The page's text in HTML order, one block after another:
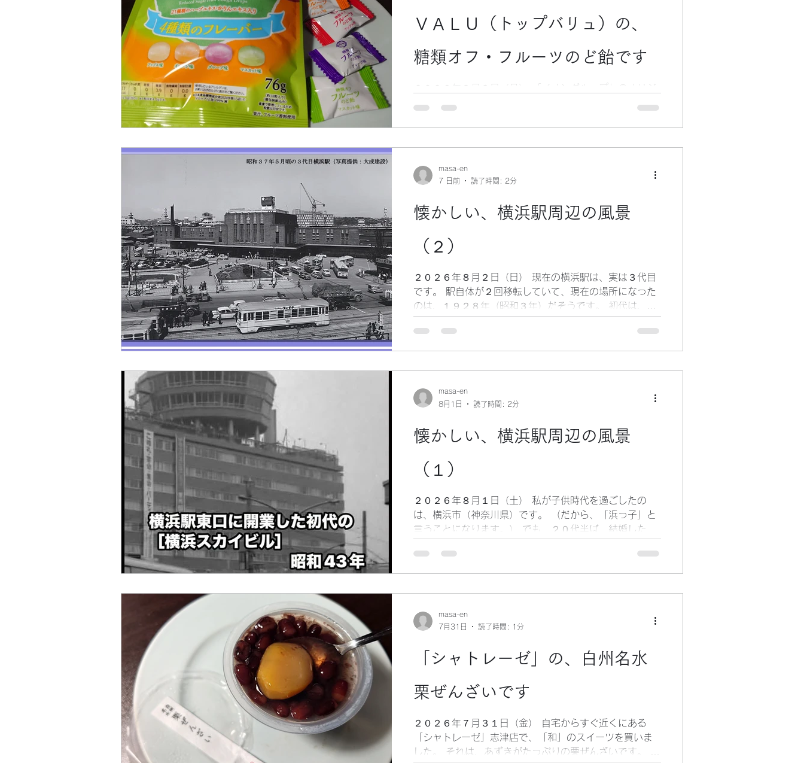
は低いと考え、三越はその要請を断ったそうです。 （横
浜駅西口の駅前が、砂利置場だった時代です。） 結局、
５９年）に、店舗をオープンさせます。 横浜高島屋は地
ＶＡＬＵ（トップバリュ）の、
糖類オフ・フルーツのど飴です
２０２６年８月３日（月） 「イオングループ」のオリジ
でも、特に、価格にこだわった商品シリーズです。） 正
式な商品名は、糖類オフ・フルーツのど飴です。 健康志
レンジ味・グレープ味・マスカット味）のフレーバー
が、詰合せになっていました。 どの味も、実にフレッシ
ュな味わいで、美味しかったです。 のどに効く栄養分と
して、２１種類のハーブやかりんのエキスを含んでいる
鳥と言えるでしょう。 製造元は、扇雀飴本舗（本社は兵
て、価値ある商品だと思いました。 遠藤雅信
懐かしい、横浜駅周辺の風景
（２）
２０２６年８月２日（日） 現在の横浜駅は、実は３代目
です。 駅自体が２回移転していて、現在の場所になった
のは、１９２８年（昭和３年）だそうです。 初代は、１
通った時の駅で、その場所は、今、桜木町駅になってい
ます。 ２代目は、１９１５年（大正４年）に開業で、高
東口側だけが使用され、西口側は砂利置場だったそうで
す。 西口側に開発の手が加わったのは、戦後の昭和３０
た駅舎はとても立派で、建物内は、今の上野駅のような
リーバス（当時は走っていました）や市電、市バス等が
発着するのは、ほとんどがこの東口の駅前でした。 私が
（「野澤屋」と「松屋」と言う、２つの地元百貨店があ
り、映画館も密集していました。） 本なら何でも揃う、
masa-en
7 日前
読了時間: 2分
懐かしい、横浜駅周辺の風景
（１）
２０２６年８月１日（土） 私が子供時代を過ごしたの
は、横浜市（神奈川県）です。 （だから、「浜っ子」と
言うことになります。） でも、２０代半ば、結婚したの
分以下の短い時期になってしまいました。 でも、幼少期
と多感な青春時代を、横浜で過ごしたので、それなりに
りました。 ついつい、昔の画像等があると、見入ってし
まいます。 そんな中、横浜駅東口に出現したスカイビル
ープンした、とても斬新な商業ビルです。 当時、横浜駅
て、バスの発着場がメインと言う印象でした。 だから、
横浜駅で買い物をする時は、バスを東口で降り、地下道
モンド地下街の専門店に向かったものでした。 横浜スカ
イビルは、たしか１時間で一周する展望型のレストラン
masa-en
8月1日
読了時間: 2分
「シャトレーゼ」の、白州名水
栗ぜんざいです
２０２６年７月３１日（金） 自宅からすぐ近くにある
「シャトレーゼ」志津店で、「和」のスイーツを買いま
した。 それは、あずきがたっぷりの栗ぜんざいです。 栗
masa-en
7月31日
読了時間: 1分